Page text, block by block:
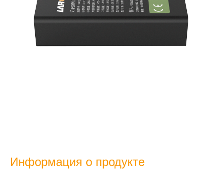
Информация о продукте